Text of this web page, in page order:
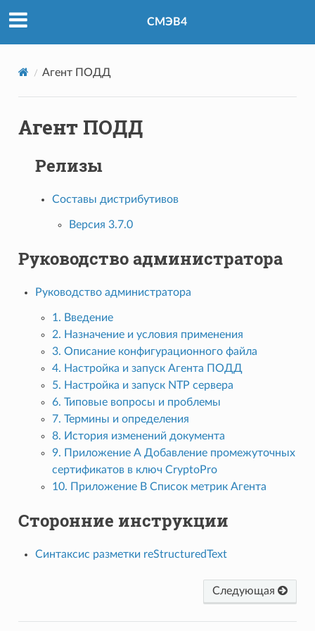
СМЭВ4
Агент ПОДД
Агент ПОДД
Релизы
Составы дистрибутивов
Версия 3.7.0
Руководство администратора
Руководство администратора
1. Введение
2. Назначение и условия применения
3. Описание конфигурационного файла
4. Настройка и запуск Агента ПОДД
5. Настройка и запуск NTP сервера
6. Типовые вопросы и проблемы
7. Термины и определения
8. История изменений документа
9. Приложение А Добавление промежуточных
сертификатов в ключ CryptoPro
10. Приложение B Список метрик Агента
Сторонние инструкции
Синтаксис разметки reStructuredText
Следующая